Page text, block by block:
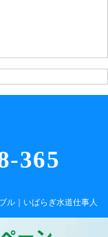
365
ル｜いばらぎ水道仕事人